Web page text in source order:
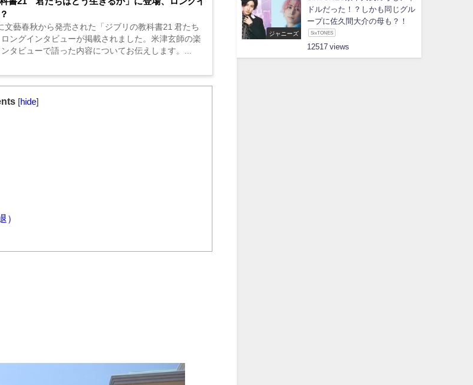
文藝春秋から発売された「ジブリの教科書21 君たち
ングインタビューが掲載されました。米津玄師の楽
タビューで語った内容についてお伝えします。...
[hide]
）
ジャニーズ
ドルだった！？しかも同じグル
ープに佐久間大介の母も？！
SixTONES
12517